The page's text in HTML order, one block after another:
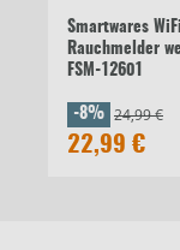
Smartwares
Rauchmelder
FSM-12601
-8% 24,99 €
22,99 €